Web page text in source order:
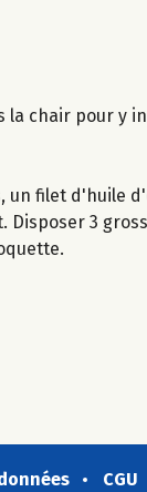
chair pour y
un filet d'huile
3
CGU